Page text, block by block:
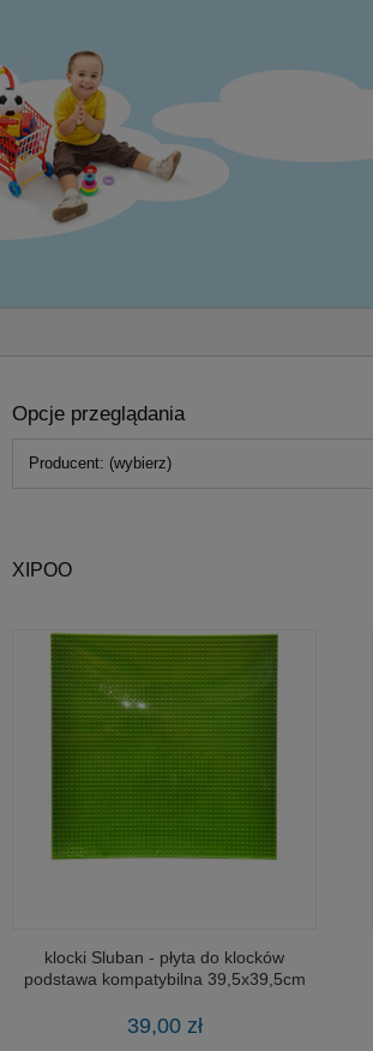
Opcje przeglądania
Producent: (wybierz)
XIPOO
klocki Sluban - płyta do klocków
podstawa kompatybilna 39,5x39,5cm
39,00 zł